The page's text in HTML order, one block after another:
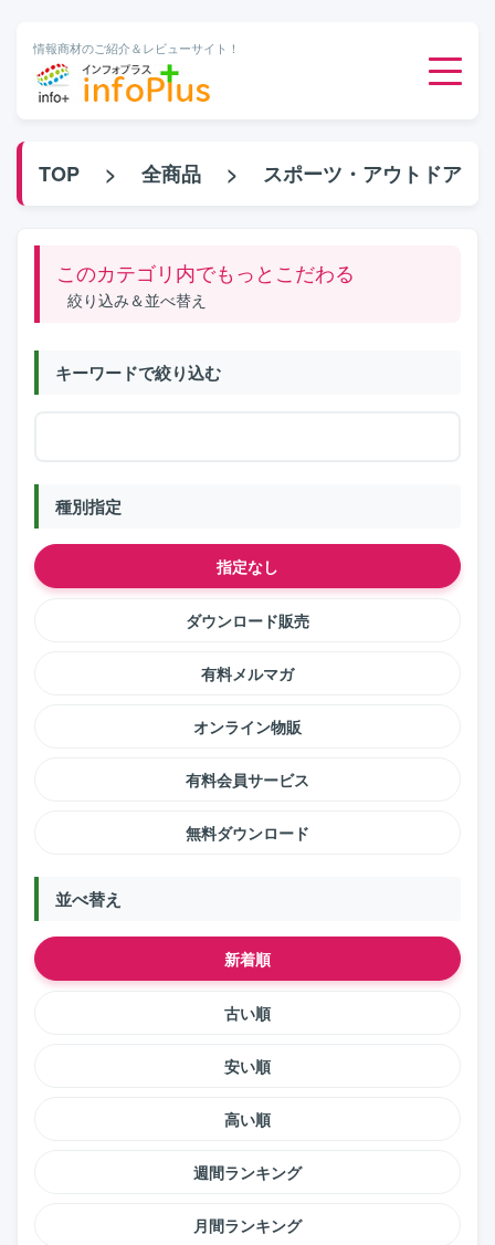
情報商材のご紹介＆レビューサイト！
オンライン物販
TOP > 全商品 > スポーツ・アウトドア
このカテゴリ内でもっとこだわる
絞り込み＆並べ替え
キーワードで絞り込む
種別指定
指定なし
ダウンロード販売
有料メルマガ
オンライン物販
有料会員サービス
無料ダウンロード
並べ替え
新着順
古い順
安い順
高い順
週間ランキング
月間ランキング